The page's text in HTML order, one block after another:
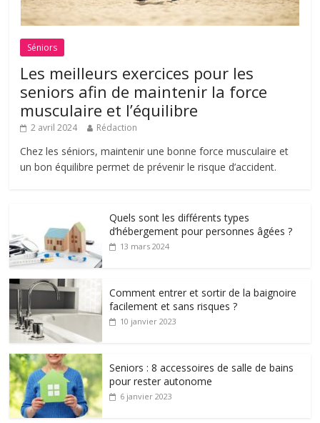
Séniors
Les meilleurs exercices pour les
seniors afin de maintenir la force
musculaire et l’équilibre
2 avril 2024 Rédaction
Chez les séniors, maintenir une bonne force musculaire et
un bon équilibre permet de prévenir le risque d’accident.
Quels sont les différents types
d’hébergement pour personnes âgées ?
13 mars 2024
Comment entrer et sortir de la baignoire
facilement et sans risques ?
10 janvier 2023
Seniors : 8 accessoires de salle de bains
pour rester autonome
6 janvier 2023